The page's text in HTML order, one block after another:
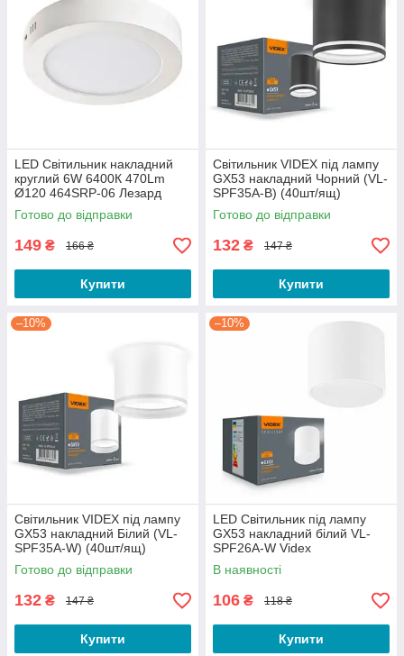
LED Світильник накладний
круглий 6W 6400К 470Lm
Ø120 464SRP-06 Лезард
Готово до відправки
149 ₴ 166 ₴
Купити
Світильник VIDEX під лампу
GX53 накладний Чорний (VL-
SPF35A-B) (40шт/ящ)
Готово до відправки
132 ₴ 147 ₴
Купити
–10%
Світильник VIDEX під лампу
GX53 накладний Білий (VL-
SPF35A-W) (40шт/ящ)
Готово до відправки
132 ₴ 147 ₴
Купити
–10%
LED Світильник під лампу
GX53 накладний білий VL-
SPF26A-W Videx
В наявності
106 ₴ 118 ₴
Купити